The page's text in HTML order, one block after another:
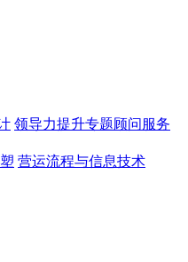
领导力提升专题顾问服务
营运流程与信息技术